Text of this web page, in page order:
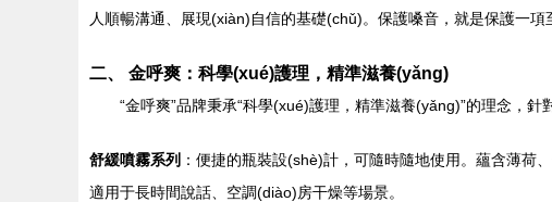
人順暢溝通、展現(xiàn)自信的基礎(chǔ)。保護嗓音，就是保護一項
二、 金呼爽：科學(xué)護理，精準滋養(yǎng)
“金呼爽”品牌秉承“科學(xué)護理，精準滋養(yǎng)”的理念，
舒緩噴霧系列 ：便捷的瓶裝設(shè)計，可隨時隨地使用。蘊含薄荷
適用于長時間說話、空調(diào)房干燥等場景。